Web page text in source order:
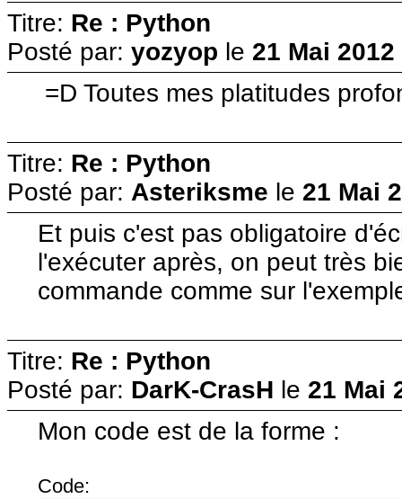
Titre: Re : Python
Posté par: yozyop le 21 Mai
=D Toutes mes platitudes
Titre: Re : Python
Posté par: Asteriksme le 21 Mai
Et puis c'est pas obligatoire
l'exécuter après, on peut très
commande comme sur
Titre: Re : Python
Posté par: DarK-CrasH le 21 Mai
Mon code est de la forme :
Code: